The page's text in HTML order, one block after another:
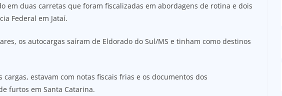
em duas carretas que foram fiscalizadas em abordagens de rotina e dois
Federal em Jataí.
os autocargas saíram de Eldorado do Sul/MS e tinham como destinos
estavam com notas fiscais frias e os documentos dos
furtos em Santa Catarina.